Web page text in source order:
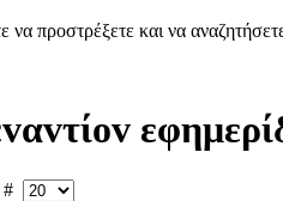
να προστρέξετε και να